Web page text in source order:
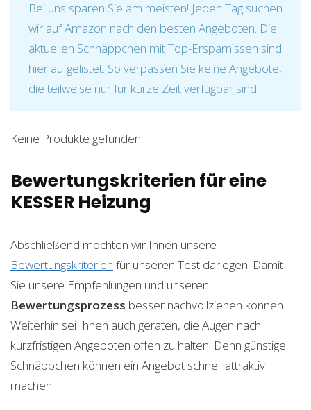
Bei uns sparen Sie am meisten! Jeden Tag suchen
wir auf Amazon nach den besten Angeboten. Die
aktuellen Schnäppchen mit Top-Ersparnissen sind
hier aufgelistet. So verpassen Sie keine Angebote,
die teilweise nur für kurze Zeit verfügbar sind.
Keine Produkte gefunden.
Bewertungskriterien für eine
KESSER Heizung
Abschließend möchten wir Ihnen unsere
Bewertungskriterien für unseren Test darlegen. Damit
Sie unsere Empfehlungen und unseren
Bewertungsprozess besser nachvollziehen können.
Weiterhin sei Ihnen auch geraten, die Augen nach
kurzfristigen Angeboten offen zu halten. Denn günstige
Schnäppchen können ein Angebot schnell attraktiv
machen!